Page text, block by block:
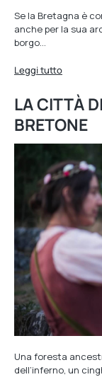
Se la Bretagna è
anche per la sua
borgo…
Leggi tutto
LA CITTÀ
BRETONE
Una foresta
dell’inferno, un